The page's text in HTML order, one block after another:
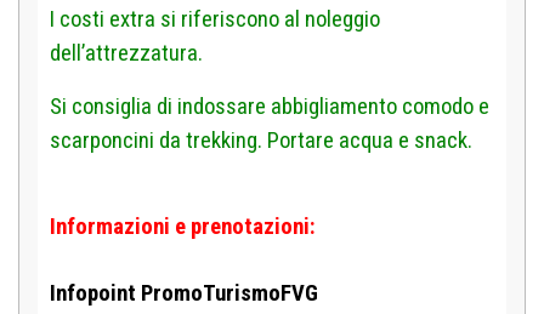
I costi extra si riferiscono al noleggio
dell’attrezzatura.
Si consiglia di indossare abbigliamento comodo e
scarponcini da trekking. Portare acqua e snack.
Informazioni e prenotazioni:
Infopoint PromoTurismoFVG